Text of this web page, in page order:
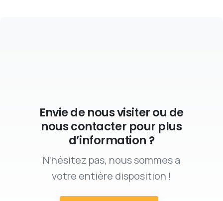
Envie de nous visiter ou de
nous contacter pour plus
d’information ?
N’hésitez pas, nous sommes a
votre entière disposition !